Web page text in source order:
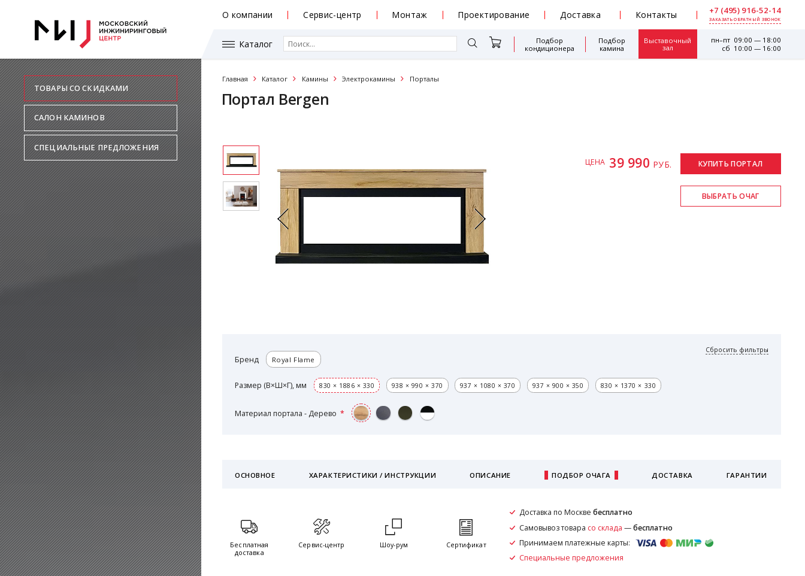
О компании Сервис-центр Монтаж Проектирование Доставка Контакты +7 (495) 916-52-14
ЗАКАЗАТЬ ОБРАТНЫЙ ЗВОНОК
Каталог
Подбор
кондиционера
Подбор
камина
Выставочный
зал
пн–пт 09:00 — 18:00
сб 10:00 — 16:00
ТОВАРЫ СО СКИДКАМИ
САЛОН КАМИНОВ
СПЕЦИАЛЬНЫЕ ПРЕДЛОЖЕНИЯ
Главная Каталог Камины Электрокамины Порталы
Портал Bergen
ЦЕНА 39 990 РУБ.
Бренд Royal Flame
Размер (В×Ш×Г), мм 830 × 1886 × 330 938 × 990 × 370 937 × 1080 × 370 937 × 900 × 350 830 × 1370 × 330
Материал портала - Дерево
Сбросить фильтры
ОСНОВНОЕ ХАРАКТЕРИСТИКИ / ИНСТРУКЦИИ ОПИСАНИЕ ПОДБОР ОЧАГА ДОСТАВКА ГАРАНТИИ
Бесплатная
доставка
Сервис-центр Шоу-рум Сертификат
Доставка по Москве бесплатно
Самовывоз товара со склада —бесплатно
Принимаем платежные карты:
Специальные предложения